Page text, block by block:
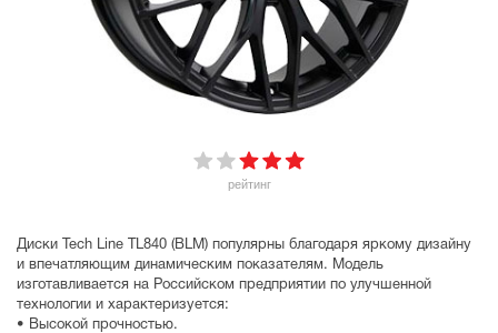
рейтинг
Диски Tech Line TL840 (BLM) популярны благодаря яркому дизайну
и впечатляющим динамическим показателям. Модель
изготавливается на Российском предприятии по улучшенной
технологии и характеризуется:
• Высокой прочностью.